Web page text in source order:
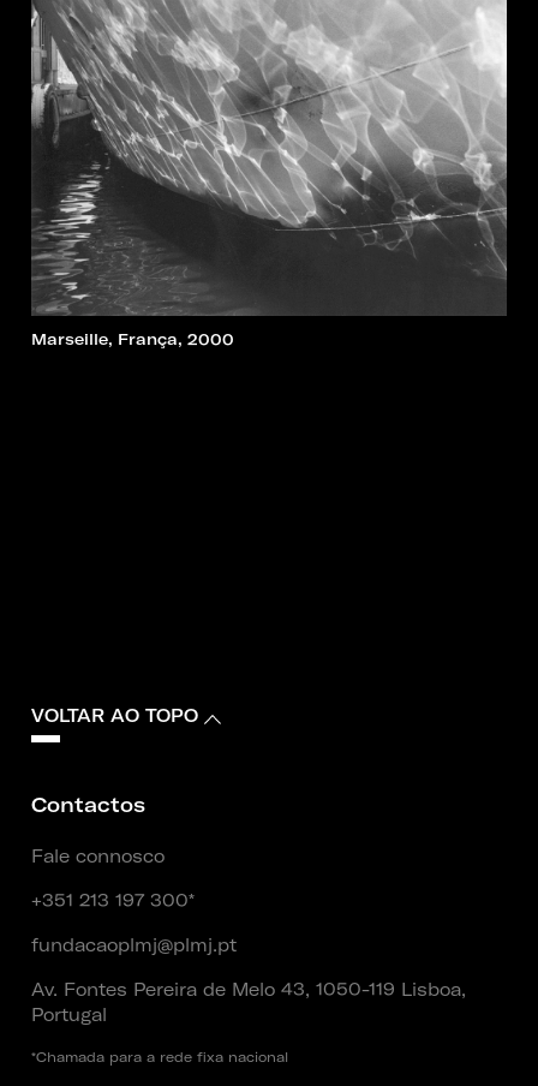
Marseille, França, 2000
VOLTAR AO TOPO
Contactos
Fale connosco
+351 213 197 300*
fundacaoplmj@plmj.pt
Av. Fontes Pereira de Melo 43, 1050-119 Lisboa,
Portugal
*Chamada para a rede fixa nacional